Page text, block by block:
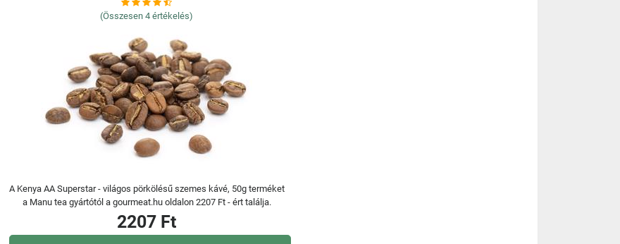
(Összesen 4 értékelés)
A Kenya AA Superstar - világos pörkölésű szemes kávé, 50g terméket
a Manu tea gyártótól a gourmeat.hu oldalon 2207 Ft - ért találja.
2207 Ft